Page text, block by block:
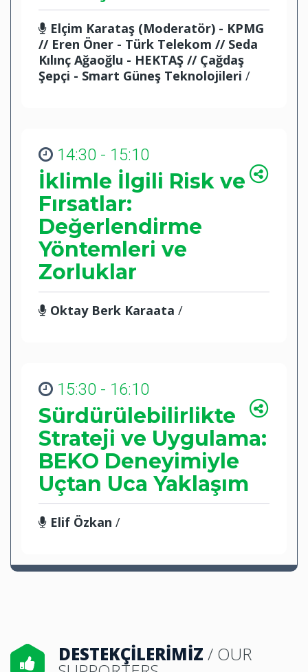
Elçim Karataş (Moderatör) - KPMG
// Eren Öner - Türk Telekom // Seda
Kılınç Ağaoğlu - HEKTAŞ // Çağdaş
Şepçi - Smart Güneş Teknolojileri /
14:30 - 15:10
İklimle İlgili Risk ve
Fırsatlar:
Değerlendirme
Yöntemleri ve
Zorluklar
Oktay Berk Karaata /
15:30 - 16:10
Sürdürülebilirlikte
Strateji ve Uygulama:
BEKO Deneyimiyle
Uçtan Uca Yaklaşım
Elif Özkan /
DESTEKÇİLERİMİZ / OUR